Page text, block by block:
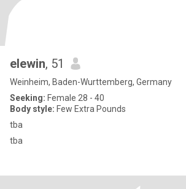
elewin, 51
Weinheim, Baden-Wurttemberg, Germany
Seeking: Female 28 - 40
Body style: Few Extra Pounds
tba
tba